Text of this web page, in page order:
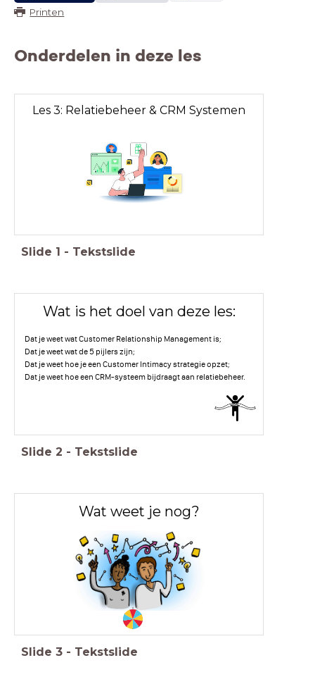
Printen
Onderdelen in deze les
Les 3: Relatiebeheer & CRM Systemen
Slide 1 - Tekstslide
Wat is het doel van deze les:
Dat je weet wat Customer Relationship Management is;
Dat je weet wat de 5 pijlers zijn;
Dat je weet hoe je een Customer Intimacy strategie opzet;
Dat je weet hoe een CRM-systeem bijdraagt aan relatiebeheer.
Slide 2 - Tekstslide
Wat weet je nog?
Slide 3 - Tekstslide